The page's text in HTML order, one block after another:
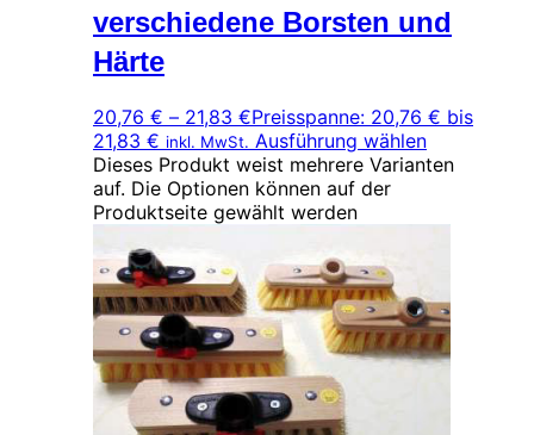
verschiedene Borsten und
Härte
20,76 € – 21,83 €Preisspanne: 20,76 € bis
21,83 € inkl. MwSt. Ausführung wählen
Dieses Produkt weist mehrere Varianten
auf. Die Optionen können auf der
Produktseite gewählt werden